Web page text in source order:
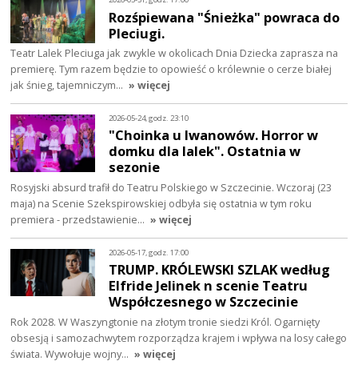
Rozśpiewana "Śnieżka" powraca do
Pleciugi.
Teatr Lalek Pleciuga jak zwykle w okolicach Dnia Dziecka zaprasza na
premierę. Tym razem będzie to opowieść o królewnie o cerze białej
jak śnieg, tajemniczym… » więcej
2026-05-24, godz. 23:10
"Choinka u Iwanowów. Horror w
domku dla lalek". Ostatnia w
sezonie
Rosyjski absurd trafił do Teatru Polskiego w Szczecinie. Wczoraj (23
maja) na Scenie Szekspirowskiej odbyła się ostatnia w tym roku
premiera - przedstawienie… » więcej
2026-05-17, godz. 17:00
TRUMP. KRÓLEWSKI SZLAK według
Elfride Jelinek n scenie Teatru
Współczesnego w Szczecinie
Rok 2028. W Waszyngtonie na złotym tronie siedzi Król. Ogarnięty
obsesją i samozachwytem rozporządza krajem i wpływa na losy całego
świata. Wywołuje wojny… » więcej